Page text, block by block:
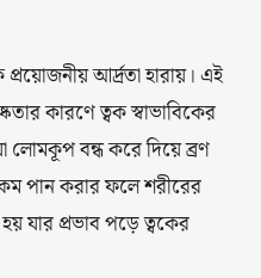
আর্দ্রতা হারায়। এই
কারণে ত্বক স্বাভাবিকের
লোমকূপ বন্ধ করে দিয়ে ব্রণ
কম পান করার ফলে শরীরের
যার প্রভাব পড়ে ত্বকের